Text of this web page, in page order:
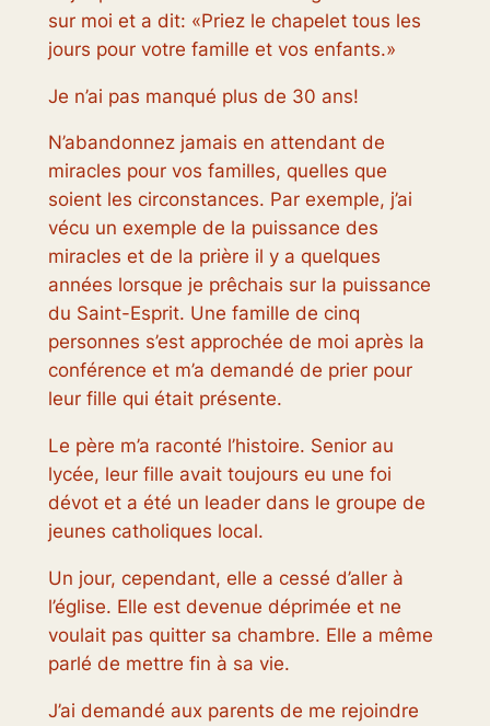
sur moi et a dit: «Priez le chapelet tous les
jours pour votre famille et vos enfants.»
Je n’ai pas manqué plus de 30 ans!
N’abandonnez jamais en attendant de
miracles pour vos familles, quelles que
soient les circonstances. Par exemple, j’ai
vécu un exemple de la puissance des
miracles et de la prière il y a quelques
années lorsque je prêchais sur la puissance
du Saint-Esprit. Une famille de cinq
personnes s’est approchée de moi après la
conférence et m’a demandé de prier pour
leur fille qui était présente.
Le père m’a raconté l’histoire. Senior au
lycée, leur fille avait toujours eu une foi
dévot et a été un leader dans le groupe de
jeunes catholiques local.
Un jour, cependant, elle a cessé d’aller à
l’église. Elle est devenue déprimée et ne
voulait pas quitter sa chambre. Elle a même
parlé de mettre fin à sa vie.
J’ai demandé aux parents de me rejoindre